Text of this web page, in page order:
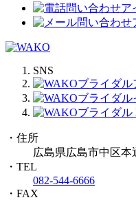
SNS
・住所
広島県広島市中区本
・TEL
082-544-6666
・FAX